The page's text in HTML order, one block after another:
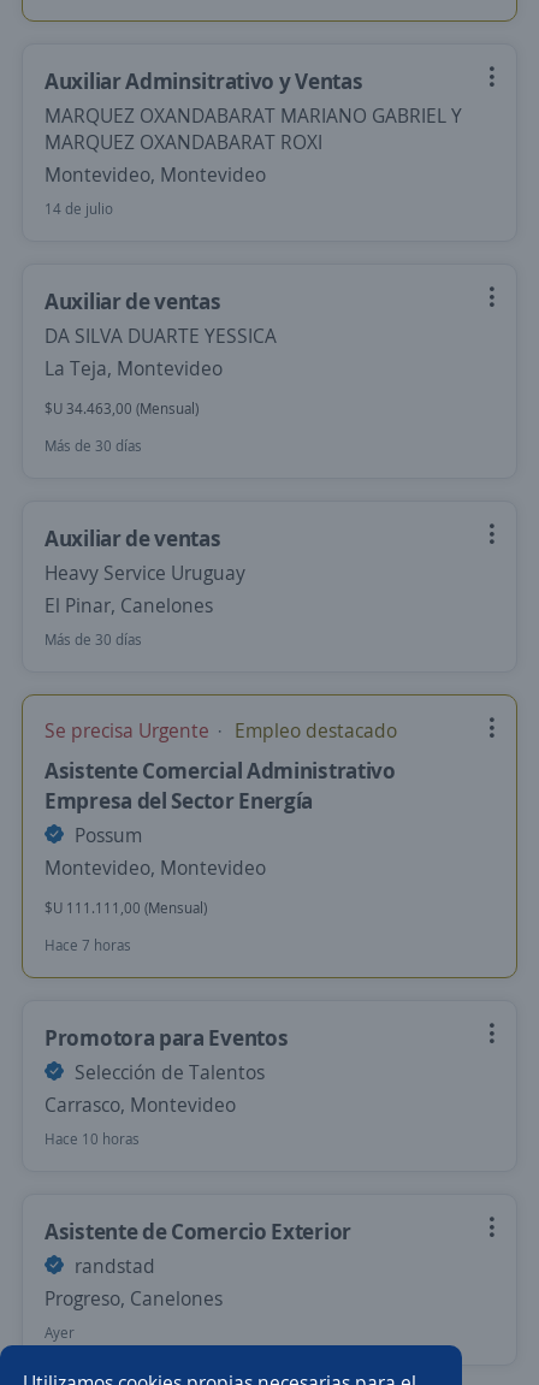
Auxiliar Adminsitrativo y Ventas
MARQUEZ OXANDABARAT MARIANO GABRIEL Y
MARQUEZ OXANDABARAT ROXI
Montevideo, Montevideo
14 de julio
Auxiliar de ventas
DA SILVA DUARTE YESSICA
La Teja, Montevideo
$U 34.463,00 (Mensual)
Más de 30 días
Auxiliar de ventas
Heavy Service Uruguay
El Pinar, Canelones
Más de 30 días
Se precisa Urgente Empleo destacado
Asistente Comercial Administrativo
Empresa del Sector Energía
Possum
Montevideo, Montevideo
$U 111.111,00 (Mensual)
Hace 7 horas
Promotora para Eventos
Selección de Talentos
Carrasco, Montevideo
Hace 10 horas
Asistente de Comercio Exterior
randstad
Progreso, Canelones
Ayer